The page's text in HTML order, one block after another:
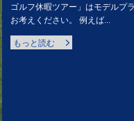
ゴルフ休暇ツアー」はモデルプ
お考えください。 例えば...
もっと読む